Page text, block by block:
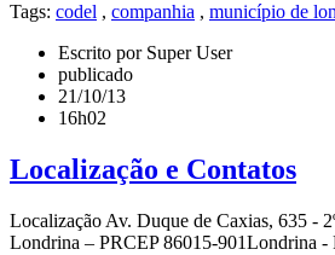
Tags: codel , companhia , município de
Escrito por Super User
publicado
21/10/13
16h02
Localização e Contatos
Localização Av. Duque de Caxias, 635 -
Londrina – PRCEP 86015-901Londrina -